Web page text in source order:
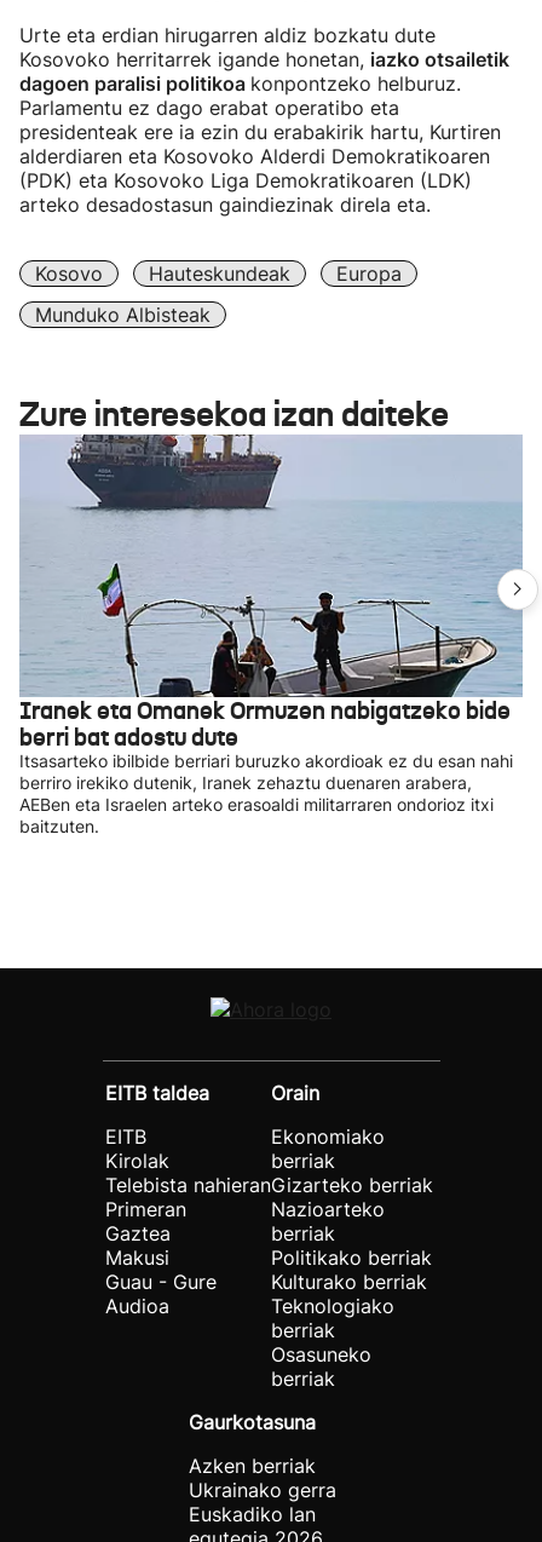
Urte eta erdian hirugarren aldiz bozkatu dute
Kosovoko herritarrek igande honetan, iazko otsailetik
dagoen paralisi politikoa konpontzeko helburuz.
Parlamentu ez dago erabat operatibo eta
presidenteak ere ia ezin du erabakirik hartu, Kurtiren
alderdiaren eta Kosovoko Alderdi Demokratikoaren
(PDK) eta Kosovoko Liga Demokratikoaren (LDK)
arteko desadostasun gaindiezinak direla eta.
Kosovo Hauteskundeak
Europa
Munduko Albisteak
Zure interesekoa izan daiteke
Iranek eta Omanek Ormuzen nabigatzeko bide
berri bat adostu dute
Itsasarteko ibilbide berriari buruzko akordioak ez du esan nahi
berriro irekiko dutenik, Iranek zehaztu duenaren arabera,
AEBen eta Israelen arteko erasoaldi militarraren ondorioz itxi
baitzuten.
EITB taldea
EITB
Kirolak
Telebista nahieran
Primeran
Gaztea
Makusi
Guau - Gure
Audioa
Orain
Ekonomiako
berriak
Gizarteko berriak
Nazioarteko
berriak
Politikako berriak
Kulturako berriak
Teknologiako
berriak
Osasuneko
berriak
Gaurkotasuna
Azken berriak
Ukrainako gerra
Euskadiko lan